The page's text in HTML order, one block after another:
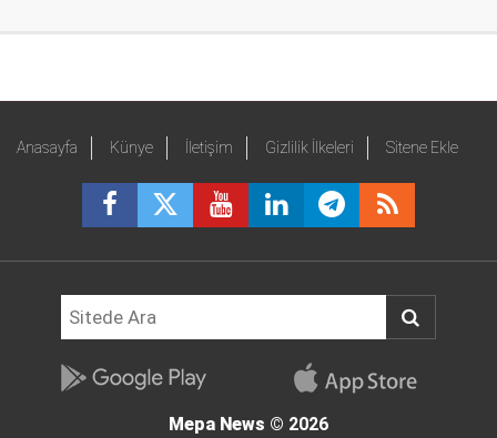
Anasayfa Künye İletişim Gizlilik İlkeleri Sitene Ekle
Mepa News © 2026